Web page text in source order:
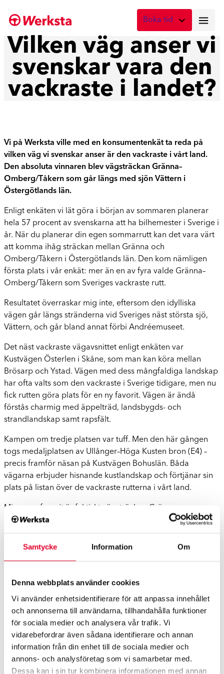
Samtycke Information Om
Denna webbplats använder cookies
Vi använder enhetsidentifierare för att anpassa innehållet
och annonserna till användarna, tillhandahålla funktioner
för sociala medier och analysera vår trafik. Vi
vidarebefordrar även sådana identifierare och annan
information från din enhet till de sociala medier och
annons- och analysföretag som vi samarbetar med.
Dessa kan i sin tur kombinera informationen med annan
till
innehåll
Boka tid
Vad önskar du att boka?
Digital skadebesiktning
Fota skadan med mobilen
Boka reparation av vindruta
Byte av vindruta
Boka byte av vindruta
Vilken väg anser vi
svenskar vara den
vackraste i landet?
Vi på Werksta ville med en konsumentenkät ta reda på
vilken väg vi svenskar anser är den vackraste i vårt land.
Den absoluta vinnaren blev vägsträckan Gränna–
Omberg/Tåkern som går längs med sjön Vättern i
Östergötlands län.
Enligt enkäten vi lät göra i början av sommaren planerar
hela 57 procent av svenskarna att ha bilhemester i Sverige i
år. När du planerar din egen sommarrutt kan det vara värt
att komma ihåg sträckan mellan Gränna och
Omberg/Tåkern i Östergötlands län. Den kom nämligen
första plats i vår enkät: mer än en av fyra valde Gränna–
Omberg/Tåkern som Sveriges vackraste rutt.
Resultatet överraskar mig inte, eftersom den idylliska
vägen går längs stränderna vid Sveriges näst största sjö,
Vättern, och går bland annat förbi Andréemuseet.
Det näst vackraste vägavsnittet enligt enkäten var
Kustvägen Österlen i Skåne, som man kan köra mellan
Brösarp och Ystad. Vägen med dess mångfaldiga landskap
har ofta valts som den vackraste i Sverige tidigare, men nu
fick rutten göra plats för en ny favorit. Vägen är ändå
förstås charmig med äppelträd, landsbygds- och
strandlandskap samt rapsfält.
Kampen om tredje platsen var tuff. Men den här gången
togs medaljplatsen av Ullånger–Höga Kusten bron (E4) –
precis framför näsan på Kustvägen Bohuslän. Båda
vägarna erbjuder hisnande kustlandskap och förtjänar sin
plats på listan över de vackraste rutterna i vårt land.
Min egen favorit är faktiskt vägsträckan
Gränna–
Omberg/Tåkern
som vann. Den har en speciell plats i mitt
hjärta sen jag cyklade Vätternrundan.
Men jag känner ändå att det finns otroligt många
underbara rutter i Sverige att uppleva. Jag hoppas att så
smultronställen. Rutterna brukar vara väl markerade, och
längs dem finns det många bra vilo- och utkiksplatser.
Men innan du åker iväg på din resa skulle jag vilja
uppmuntra dig till att granska din bil ordentligt, exempelvis
vindrutan. Även små sprickor kan försämra sikten längs
vägarna i soligt väder. En brandsläckare, en reflexväst och
en första hjälpen-väska bör finnas i varje fordon. Innan